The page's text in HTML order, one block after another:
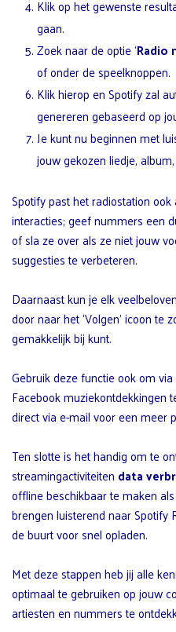
Klik op het gewenste
gaan.
Zoek naar de optie ‘Radio
of onder de speelknoppen.
Klik hierop en Spotify zal
genereren gebaseerd op
Je kunt nu beginnen met
jouw gekozen liedje,
Spotify past het radiostation
interacties; geef nummers een
of sla ze over als ze niet jouw
suggesties te verbeteren.
Daarnaast kun je elk
door naar het ‘Volgen’ icoon te
gemakkelijk bij kunt.
Gebruik deze functie ook om
Facebook muziekontdekkingen
direct via e-mail voor een meer
Ten slotte is het handig om te
streamingactiviteiten data
offline beschikbaar te maken
brengen luisterend naar Spotify
de buurt voor snel opladen.
Met deze stappen heb jij alle
optimaal te gebruiken op jouw
artiesten en nummers te